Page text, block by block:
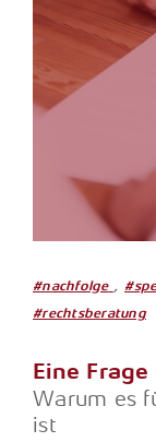
#nachfolge ,
#rechtsberatung
Eine
Warum es
ist